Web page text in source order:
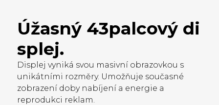
Úžasný 43palcový di
splej.
Displej vyniká svou masivní obrazovkou s
unikátními rozměry. Umožňuje současné
zobrazení doby nabíjení a energie a
reprodukci reklam.